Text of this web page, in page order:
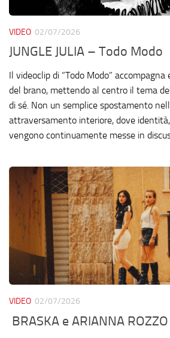
VIDEO 02/07/2026
JUNGLE JULIA – Todo Modo
Il videoclip di “Todo Modo”
del brano, mettendo al centro il tema
di sé. Non un semplice spostamento
attraversamento interiore, dove
vengono continuamente messe in
VIDEO 02/07/2026
BRASKA e ARIANNA